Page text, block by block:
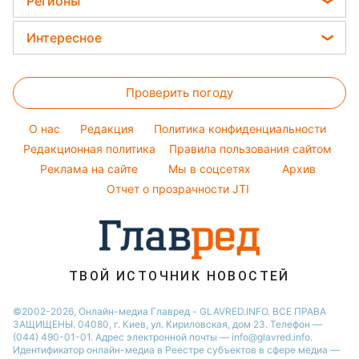
Ани Лорак
Кейт Миддлтон
Алла Пугачева
Настя Каменских
Виталий Козловский
Потап
Погода на сегодня
Погода на завтра
Окрашивание волос
Красивый маникюр
Модные ошибки
Советы от Андре Тана
Новости Львова
Новости Харькова
Новости Днепра
Новости Полтавы
Новости Сум
Новости Тернополя
Новости Черкассы
Новости Одессы
Интересное
Тесты по картинке
Оптические иллюзии
Народные приметы
Все о шоу-бизнесе
Проверить погоду
O нас Редакция
Политика конфиденциальности
Редакционная политика
Правила пользования сайтом
Реклама на сайте
Мы в соцсетях
Архив
Отчет о прозрачности JTI
ТВОЙ ИСТОЧНИК НОВОСТЕЙ
©2002-2026, Онлайн-медиа Главред - GLAVRED.INFO. ВСЕ ПРАВА
ЗАЩИЩЕНЫ. 04080, г. Киев, ул. Кириловская, дом 23. Телефон —
(044) 490-01-01. Адрес электронной почты — info@glavred.info.
Идентификатор онлайн-медиа в Реестре cубъектов в сфере медиа —